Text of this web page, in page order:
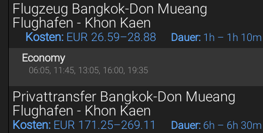
Flugzeug Bangkok-Don Mueang
Flughafen - Khon Kaen
Kosten:EUR 26.59–28.88 Dauer:1h – 1h 10m
Economy
06:05, 11:45, 13:05, 16:00, 19:35
Privattransfer Bangkok-Don Mueang
Flughafen - Khon Kaen
Kosten:EUR 171.25–269.11 Dauer:6h – 6h 30m